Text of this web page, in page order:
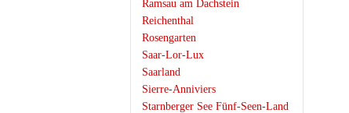
Ramsau am Dachstein
Reichenthal
Rosengarten
Saar-Lor-Lux
Saarland
Sierre-Anniviers
Starnberger See Fünf-Seen-Land